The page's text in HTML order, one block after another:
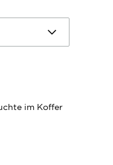
im Koffer